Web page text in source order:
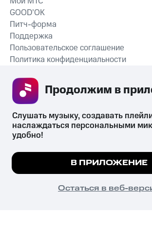
СКАЧАТЬ
GOOD’OK
Питч-форма
Поддержка
Пользовательское соглашение
Политика конфиденциальности
психотропных веществ, их аналогов
их незаконный оборот запрещён и влечёт
законодательством ответственность.
© 2026 ООО «КИОН».
Все права защищены
Мы используем куки, чтобы на сайте
Подробнее
ПОНЯТНО
Слушать музыку, создавать
наслаждаться персональными
удобно!
В ПРИЛОЖЕНИЕ
Остаться в веб-